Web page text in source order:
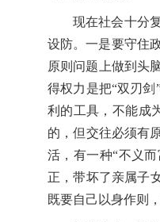
现在社会十分
设防。一是要守住
原则问题上做到头
得权力是把“双刃
利的工具，不能成
的，但交往必须有
活，有一种“不义
正，带坏了亲属子
既要自己以身作则